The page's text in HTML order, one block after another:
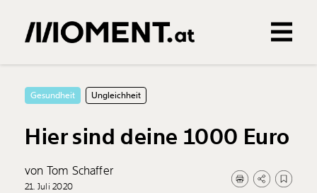
0Treffer
Gesundheit Ungleichheit
Hier sind deine 1000 Euro
von Tom Schaffer
21. Juli 2020